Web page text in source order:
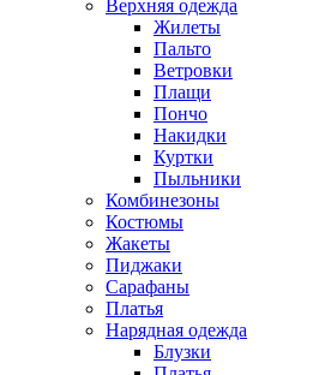
Верхняя одежда
Жилеты
Пальто
Ветровки
Плащи
Пончо
Накидки
Куртки
Пыльники
Комбинезоны
Костюмы
Жакеты
Пиджаки
Сарафаны
Платья
Нарядная одежда
Блузки